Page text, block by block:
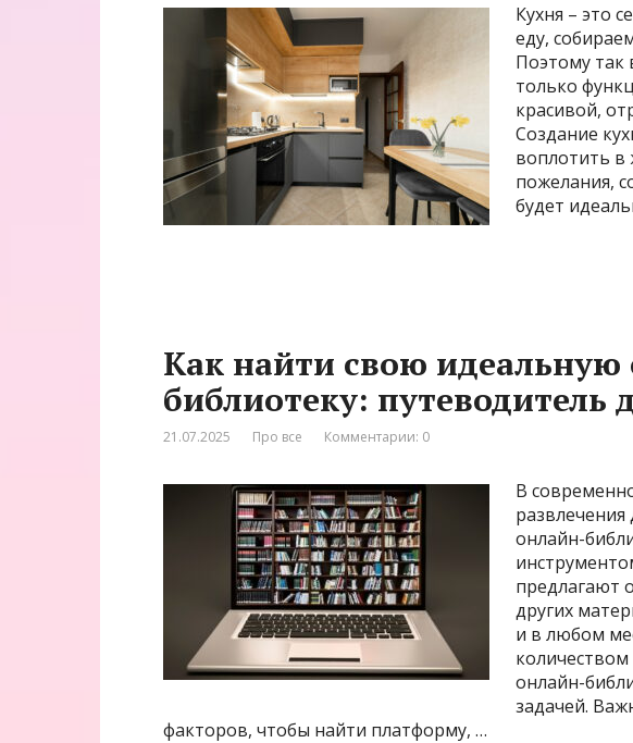
Кухня – это
еду,
Поэтому так
только
красивой,
Создание
воплотить в
пожелания,
будет
Как найти свою идеальную
библиотеку: путеводитель
21.07.2025 Про все Комментарии: 0
В
онлайн-
предлагают
других
и в любом
онлайн-
задачей.
факторов, чтобы найти платформу, …